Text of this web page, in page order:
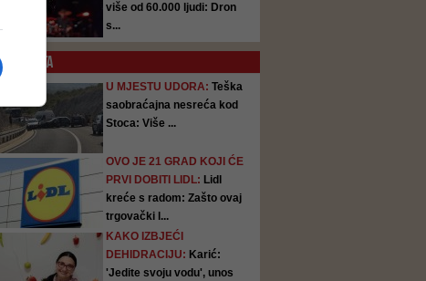
više od 60.000 ljudi: Dron
s...
24 SATA
U MJESTU UDORA: Teška
saobraćajna nesreća kod
Stoca: Više ...
OVO JE 21 GRAD KOJI ĆE
PRVI DOBITI LIDL: Lidl
kreće s radom: Zašto ovaj
trgovački l...
KAKO IZBJEĆI
DEHIDRACIJU: Karić:
'Jedite svoju vodu', unos